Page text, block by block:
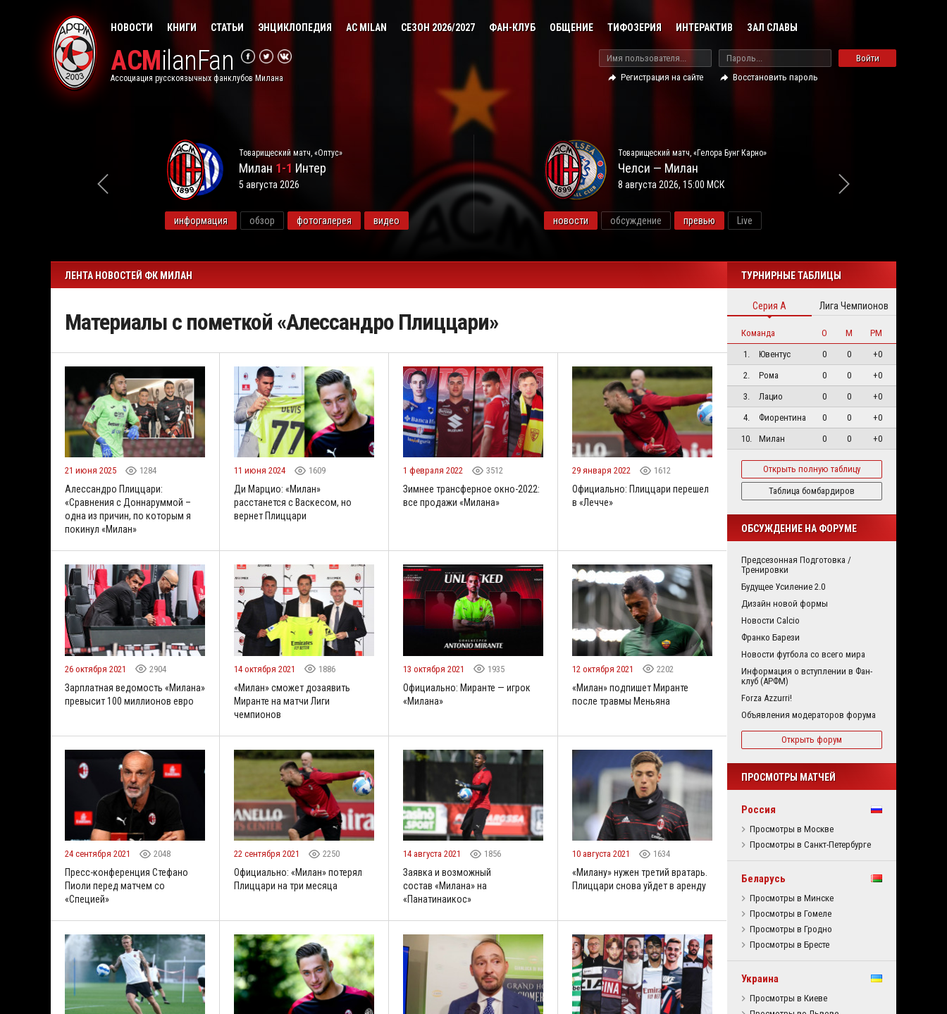
НОВОСТИ КНИГИ СТАТЬИ ЭНЦИКЛОПЕДИЯ AC MILAN СЕЗОН 2026/2027 ФАН-КЛУБ ОБЩЕНИЕ ТИФОЗЕРИЯ ИНТЕРАКТИВ ЗАЛ СЛАВЫ
ACMilanFan
Ассоциация русскоязычных фанклубов Милана
Войти
Регистрация на сайте
Восстановить пароль
Товарищеский матч, «Оптус»
Милан 1-1 Интер
5 августа 2026
информация обзор фотогалерея видео
Товарищеский матч, «Гелора Бунг Карно»
Челси — Милан
8 августа 2026, 15:00 МСК
новости обсуждение превью Live
ЛЕНТА НОВОСТЕЙ ФК МИЛАН
Материалы с пометкой «Алессандро Плиццари»
21 июня 2025 1284
Алессандро Плиццари:
«Сравнения с Доннаруммой –
одна из причин, по которым я
покинул «Милан»
11 июня 2024 1609
Ди Марцио: «Милан»
расстанется с Васкесом, но
вернет Плиццари
1 февраля 2022 3512
Зимнее трансферное окно-2022:
все продажи «Милана»
29 января 2022 1612
Официально: Плиццари перешел
в «Лечче»
26 октября 2021 2904
Зарплатная ведомость «Милана»
превысит 100 миллионов евро
14 октября 2021 1886
«Милан» сможет дозаявить
Миранте на матчи Лиги
чемпионов
13 октября 2021 1935
Официально: Миранте — игрок
«Милана»
12 октября 2021 2202
«Милан» подпишет Миранте
после травмы Меньяна
24 сентября 2021 2048
Пресс-конференция Стефано
Пиоли перед матчем со
«Специей»
22 сентября 2021 2250
Официально: «Милан» потерял
Плиццари на три месяца
14 августа 2021 1856
Заявка и возможный
состав «Милана» на
«Панатинаикос»
10 августа 2021 1634
«Милану» нужен третий вратарь.
Плиццари снова уйдет в аренду
ТУРНИРНЫЕ ТАБЛИЦЫ
Серия А Лига Чемпионов
Команда О М
РМ
1.
Ювентус 0 0
+0
2.
Рома 0 0
+0
3.
Лацио 0 0
+0
4.
Фиорентина 0 0
+0
10.
Милан 0 0 +0
Открыть полную таблицу
Таблица бомбардиров
ОБСУЖДЕНИЕ НА ФОРУМЕ
Предсезонная Подготовка /
Тренировки
Будущее Усиление 2.0
Дизайн новой формы
Новости Calcio
Франко Барези
Новости футбола со всего мира
Информация о вступлении в Фан-
клуб (АРФМ)
Forza Azzurri!
Объявления модераторов форума
Открыть форум
ПРОСМОТРЫ МАТЧЕЙ
Россия
Просмотры в Москве
Просмотры в Санкт-Петербурге
Беларусь
Просмотры в Минске
Просмотры в Гомеле
Просмотры в Гродно
Просмотры в Бресте
Украина
Просмотры в Киеве